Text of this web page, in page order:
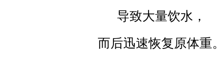
导致大量饮水，
而后迅速恢复原体重